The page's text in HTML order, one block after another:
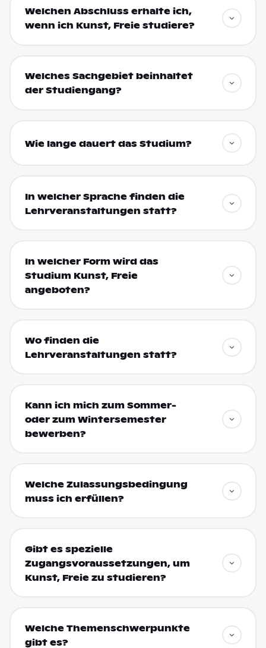
Welchen Abschluss erhalte ich,
wenn ich Kunst, Freie studiere?
Welches Sachgebiet beinhaltet
der Studiengang?
Wie lange dauert das Studium?
In welcher Sprache finden die
Lehrveranstaltungen statt?
In welcher Form wird das
Studium Kunst, Freie
angeboten?
Wo finden die
Lehrveranstaltungen statt?
Kann ich mich zum Sommer-
oder zum Wintersemester
bewerben?
Welche Zulassungsbedingung
muss ich erfüllen?
Gibt es spezielle
Zugangsvoraussetzungen, um
Kunst, Freie zu studieren?
Welche Themenschwerpunkte
gibt es?